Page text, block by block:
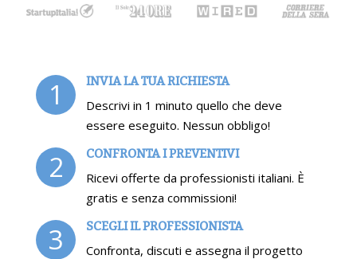
1 INVIA LA TUA RICHIESTA
Descrivi in 1 minuto quello che deve
essere eseguito. Nessun obbligo!
2 CONFRONTA I PREVENTIVI
Ricevi offerte da professionisti italiani. È
gratis e senza commissioni!
3 SCEGLI IL PROFESSIONISTA
Confronta, discuti e assegna il progetto